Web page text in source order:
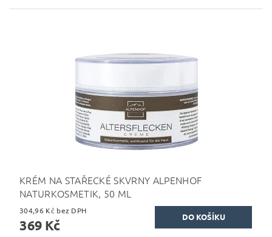
KRÉM NA STAŘECKÉ SKVRNY ALPENHOF
NATURKOSMETIK, 50 ML
304,96 Kč bez DPH
369 Kč